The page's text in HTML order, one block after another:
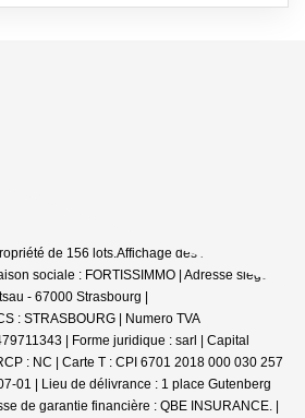
de 156 lots.Affichage des informations
sociale : FORTISSIMMO | Adresse siège
- 67000 Strasbourg |
: STRASBOURG | Numero TVA
| Forme juridique : sarl | Capital
: NC | Carte T : CPI 6701 2018 000 030 257
01 | Lieu de délivrance : 1 place Gutenberg
de garantie financière : QBE INSURANCE. |